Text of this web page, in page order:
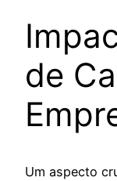
de
Um aspecto